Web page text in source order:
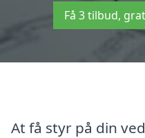
Få 3 tilbud,
At få styr på din